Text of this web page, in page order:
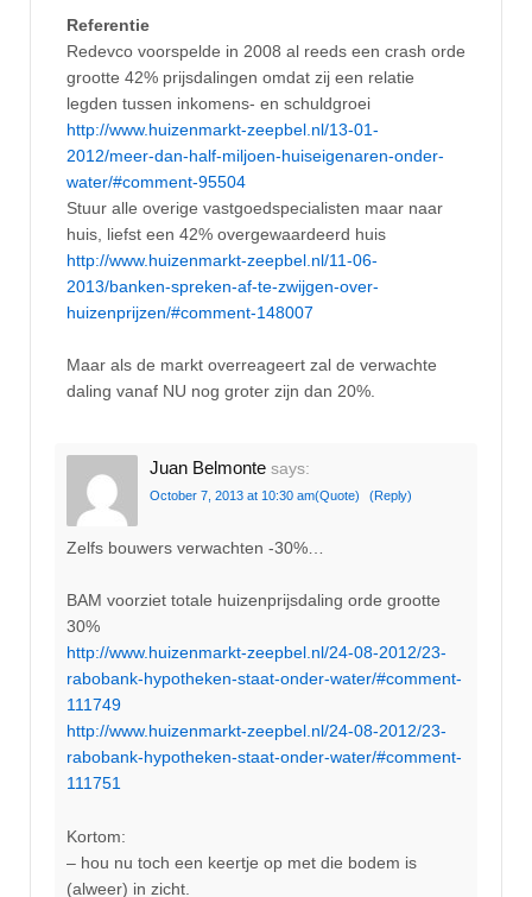
Referentie
Redevco voorspelde in 2008 al reeds een crash orde
grootte 42% prijsdalingen omdat zij een relatie
legden tussen inkomens- en schuldgroei
http://www.huizenmarkt-zeepbel.nl/13-01-
2012/meer-dan-half-miljoen-huiseigenaren-onder-
water/#comment-95504
Stuur alle overige vastgoedspecialisten maar naar
huis, liefst een 42% overgewaardeerd huis
http://www.huizenmarkt-zeepbel.nl/11-06-
2013/banken-spreken-af-te-zwijgen-over-
huizenprijzen/#comment-148007
Maar als de markt overreageert zal de verwachte
daling vanaf NU nog groter zijn dan 20%.
Juan Belmonte says:
October 7, 2013 at 10:30 am(Quote) (Reply)
Zelfs bouwers verwachten -30%…
BAM voorziet totale huizenprijsdaling orde grootte
30%
http://www.huizenmarkt-zeepbel.nl/24-08-2012/23-
rabobank-hypotheken-staat-onder-water/#comment-
111749
http://www.huizenmarkt-zeepbel.nl/24-08-2012/23-
rabobank-hypotheken-staat-onder-water/#comment-
111751
Kortom:
– hou nu toch een keertje op met die bodem is
(alweer) in zicht.